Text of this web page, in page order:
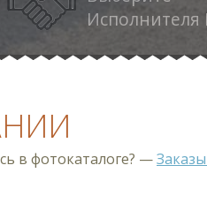
Исполнителя
в фотокаталоге? —